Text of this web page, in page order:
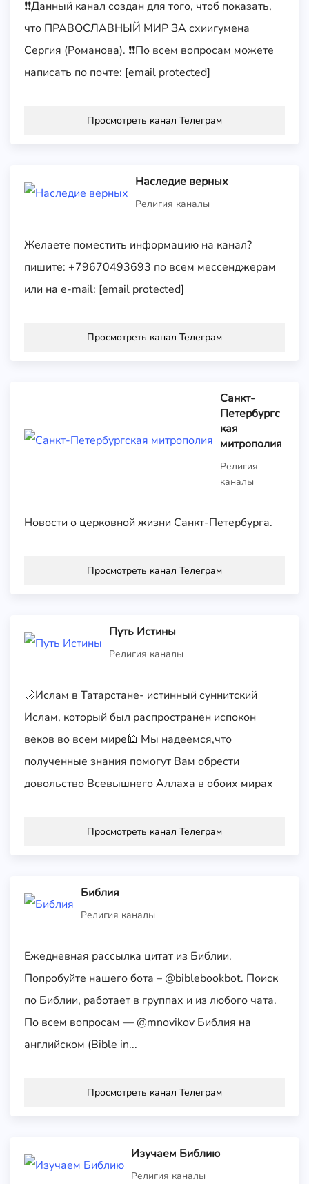
❗️❗️Данный канал создан для того, чтоб показать,
что ПРАВОСЛАВНЫЙ МИР ЗА схиигумена
Сергия (Романова). ❗️❗️По всем вопросам можете
написать по почте: [email protected]
Просмотреть канал Телеграм
Наследие верных
Религия каналы
Желаете поместить информацию на канал?
пишите: +79670493693 по всем мессенджерам
или на e-mail: [email protected]
Просмотреть канал Телеграм
Санкт-
Петербургс
кая
митрополия
Религия
каналы
Новости о церковной жизни Санкт-Петербурга.
Просмотреть канал Телеграм
Путь Истины
Религия каналы
🌙Ислам в Татарстане- истинный суннитский
Ислам, который был распространен испокон
веков во всем мире🕌 Мы надеемся,что
полученные знания помогут Вам обрести
довольство Всевышнего Аллаха в обоих мирах
Просмотреть канал Телеграм
Библия
Религия каналы
Ежедневная рассылка цитат из Библии.
Попробуйте нашего бота – @biblebookbot. Поиск
по Библии, работает в группах и из любого чата.
По всем вопросам — @mnovikov Библия на
английском (Bible in...
Просмотреть канал Телеграм
Изучаем Библию
Религия каналы